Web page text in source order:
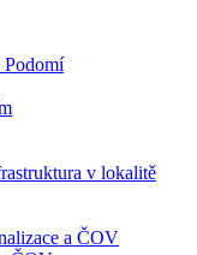
Podomí
v lokalitě
a ČOV